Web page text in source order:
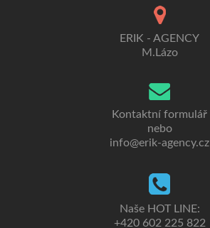
ERIK - AGENCY
M.Lázo
Kontaktní formulář
nebo
info@erik-agency.cz
Naše HOT LINE:
+420 602 225 822